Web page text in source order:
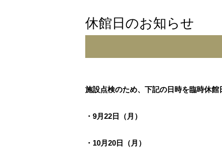
休館日のお知らせ
施設点検のため、下記の日時を臨時休館
・9月22日（月）
・10月20日（月）